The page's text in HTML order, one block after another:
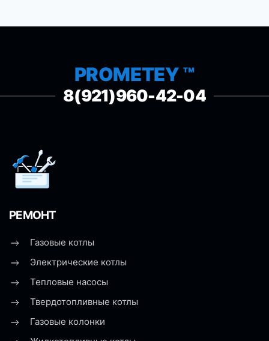
PROMETEY ™
8(921)960-42-04
РЕМОНТ
Газовые котлы
Электрические котлы
Тепловые насосы
Твердотопливные котлы
Газовые колонки